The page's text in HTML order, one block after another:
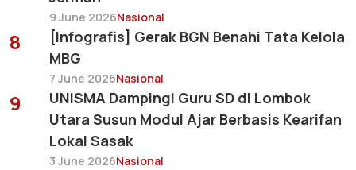
9 June 2026Nasional
8
[Infografis] Gerak BGN Benahi Tata Kelola
MBG
7 June 2026Nasional
9
UNISMA Dampingi Guru SD di Lombok
Utara Susun Modul Ajar Berbasis Kearifan
Lokal Sasak
3 June 2026Nasional